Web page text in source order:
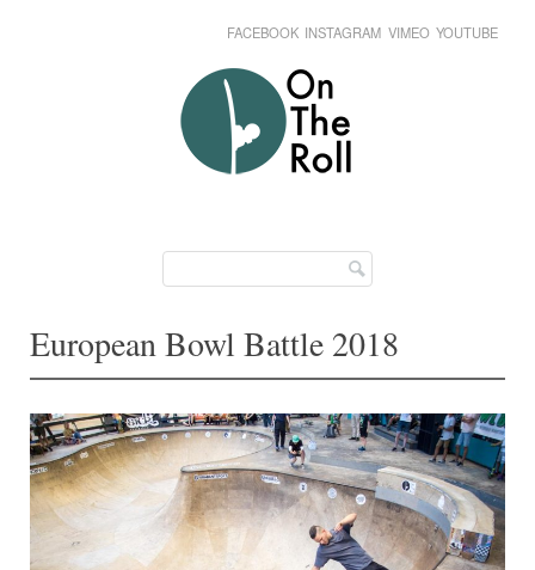
FACEBOOK INSTAGRAM VIMEO YOUTUBE
Main menu
European Bowl Battle 2018